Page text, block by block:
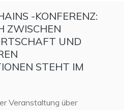
-KONFERENZ:
ZWISCHEN
UND
STEHT IM
Veranstaltung über